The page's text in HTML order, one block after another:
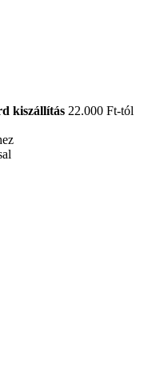
kiszállítás 22.000 Ft-tól